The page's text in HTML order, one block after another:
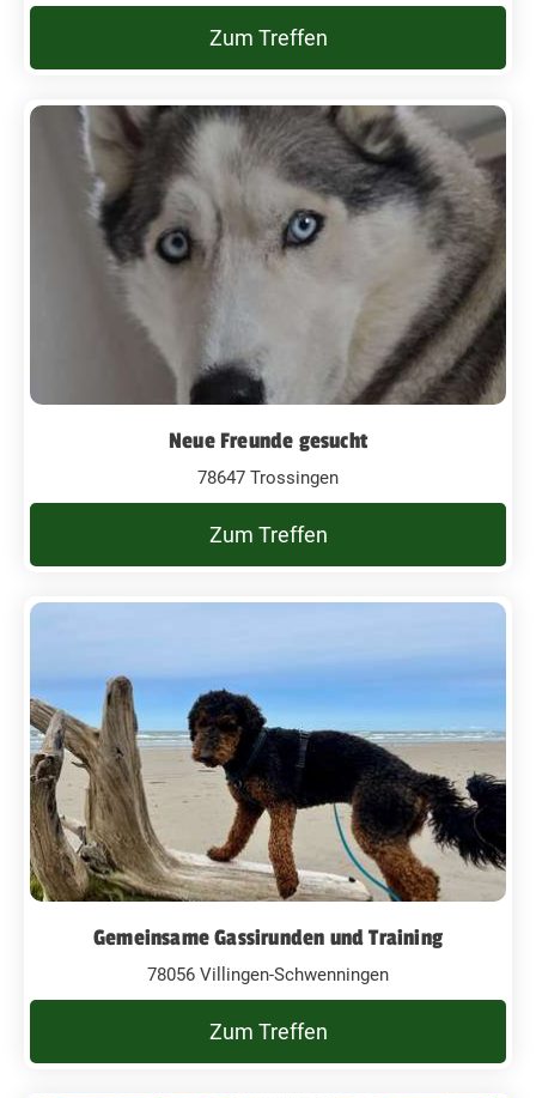
Zum Treffen
Neue Freunde gesucht
78647 Trossingen
Zum Treffen
Gemeinsame Gassirunden und Training
78056 Villingen-Schwenningen
Zum Treffen